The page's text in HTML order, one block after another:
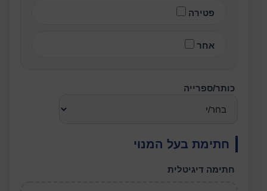
פטירה
אחר
כותר/ספרייה
חתימת בעל המנוי
חתימה דיגיטלית